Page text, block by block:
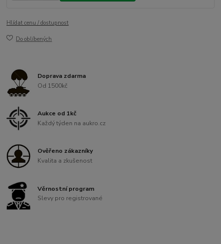
Hlídat cenu / dostupnost
Do oblíbených
Doprava zdarma
Od 1500kč
Aukce od 1kč
Každý týden na aukro.cz
Ověřeno zákazníky
Kvalita a zkušenost
Věrnostní program
Slevy pro registrované